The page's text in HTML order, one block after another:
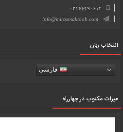
۰۲۱۶۶۴۹۰۶۱۲
info@mirasmaktoob.com
انتخاب زبان
فارسی
میرات مکتوب در چهارراه